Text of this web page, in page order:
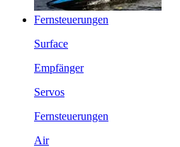
Fernsteuerungen
Surface
Empfänger
Servos
Fernsteuerungen
Air